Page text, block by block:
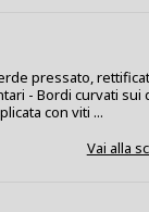
pressato,
- Bordi curvati sui
con viti ...
Vai alla